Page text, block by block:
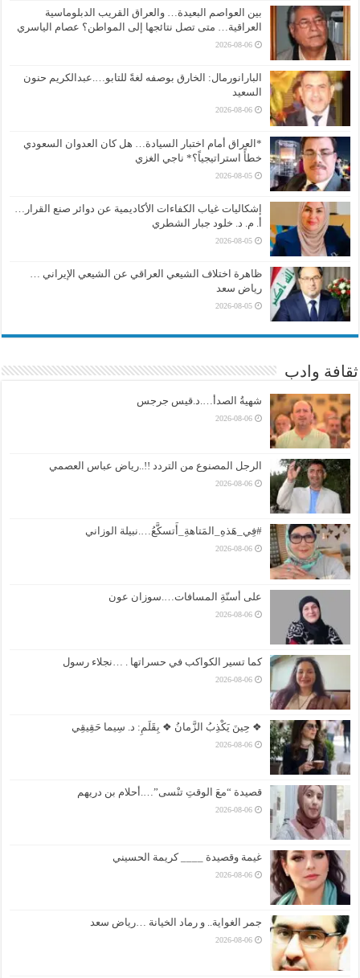
بين العواصم البعيدة… والعراق القريب الدبلوماسية
العراقية… متى تصل نتائجها إلى المواطن؟ عصام الياسري
2026-08-06
البارانورمال: الخارق بوصفه لغةً للتابو….عبدالكريم حنون
السعيد
2026-08-06
*العراق أمام اختبار السيادة… هل كان العدوان السعودي
خطأً استراتيجياً؟* ناجي الغزي
2026-08-05
إشكاليات غياب الكفاءات الأكاديمية عن دوائر صنع القرار…
أ. م. د. خلود جبار الشطري
2026-08-05
ظاهرة اختلاف الشيعي العراقي عن الشيعي الإيراني …
رياض سعد
2026-08-05
ثقافة وادب
شهيةُ الصدأ….د.قيس جرجس
2026-08-06
الرجل المصنوع من التردد !!..رياض عباس العصمي
2026-08-06
#فِي_هَذهِ_المَتاهةِ_أَتسكَّعُ….نبيلة الوزاني
2026-08-06
على أسنّةِ المسافات….سوزان عون
2026-08-06
كما تسير الكواكب في حسراتها . …نجلاء رسول
2026-08-06
❖ حِينَ يَكْذِبُ الزَّمانُ ❖ بِقَلَمِ: د. سِيما حَقِيقِي
2026-08-06
قصيدة “معَ الوقتِ تنْسى”….أحلام بن دريهم
2026-08-06
غيمة وقصيدة ____ كريمة الحسيني
2026-08-06
جمر الغواية.. و رماد الخيانة …رياض سعد
2026-08-06